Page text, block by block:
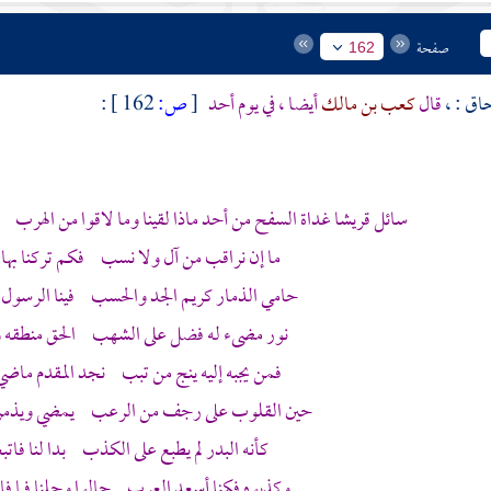
صفحة 162
: ،قالكعب بن مالكأيضا ، في يومأحد [ص: :
سائل قريشا غداة السفح من أحد ماذا لقينا وما لاقوا من الهرب
ما إن نراقب من آل ولا نسب فكم تركنا
حامي الذمار كريم الجد والحسب فينا
نور مضىء له فضل على الشهب الحق منطقه
فمن يجبه إليه ينج من تبب نجد المقدم
حين القلوب على رجف من الرعب يمضي
كأنه البدر لم يطبع على الكذب بدا لنا